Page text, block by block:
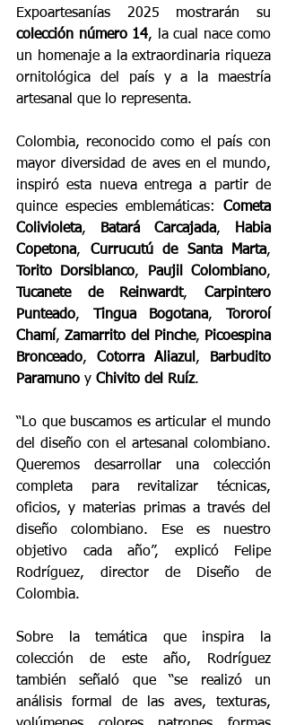
colección número 14, la cual nace como
un homenaje a la extraordinaria riqueza
ornitológica del país y a la maestría
artesanal que lo representa.
Colombia, reconocido como el país con
mayor diversidad de aves en el mundo,
inspiró esta nueva entrega a partir de
quince especies emblemáticas: Cometa
Colivioleta, Batará Carcajada,
Habia
Copetona, Currucutú de Santa Marta
Torito Dorsiblanco, Paujil Colombiano
Tucanete de Reinwardt, Carpintero
Punteado, Tingua Bogotana, Tororoí
Chamí, Zamarrito del Pinche, Picoespina
Bronceado, Cotorra Aliazul ,
Barbudito
Paramuno y Chivito del Ruíz.
“Lo que buscamos es articular el mundo
del diseño con el artesanal colombiano.
Queremos desarrollar una colección
completa para revitalizar técnicas,
oficios, y materias primas a través del
diseño colombiano. Ese es nuestro
objetivo cada año”, explicó Felipe
Rodríguez, director de Diseño de
Colombia.
Sobre la temática que inspira la
colección de este año, Rodríguez
también señaló que “se realizó un
análisis formal de las aves, texturas,